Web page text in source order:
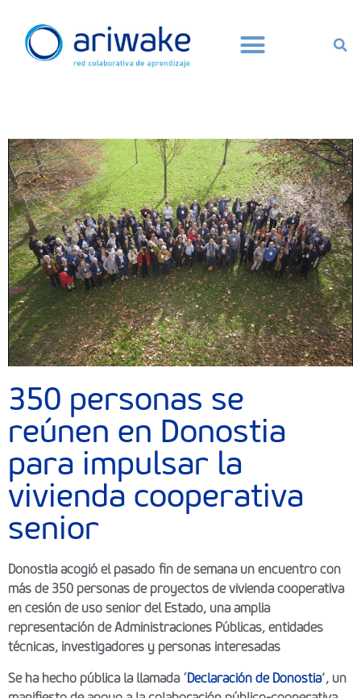
350 personas se
reúnen en Donostia
para impulsar la
vivienda cooperativa
senior
Donostia acogió el pasado fin de semana un encuentro con
más de 350 personas de proyectos de vivienda cooperativa
en cesión de uso senior del Estado, una amplia
representación de Administraciones Públicas, entidades
técnicas, investigadores y personas interesadas
Se ha hecho pública la llamada ‘Declaración de Donostia’, un